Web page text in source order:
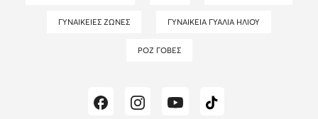
ΓΥΝΑΙΚΕΊΕΣ ΖΏΝΕΣ ΓΥΝΑΙΚΕΊΑ ΓΥΑΛΙΆ ΗΛΊΟΥ
ΡΟΖ ΓΌΒΕΣ